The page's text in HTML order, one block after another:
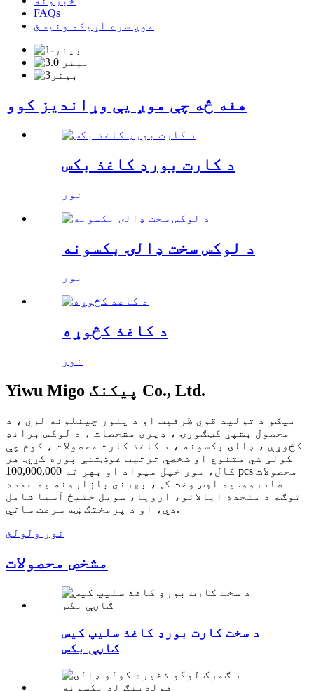
FAQs
موږ سره اړیکه ونیسئ
هغه څه چې موږ یې وړاندیز کوو
د کارت بورډ کاغذ بکس
نور
د لوکس سخت ډالۍ بکسونه
نور
د کاغذ کڅوړه
نور
Yiwu Migo پیکنگ Co., Ltd.
میګو د تولید قوي ظرفیت او د پلور چینلونه لري ، د
محصول بشپړ کټګورۍ ، ډیری مشخصات ، د لوکس برانډ
کڅوړې ، ډالۍ بکسونه ، د کاغذ کارت محصولات ، کوم چې
کولی شي متنوع او شخصي ترتیب غوښتنې پوره کړي. هر
کال، موږ خپل هیواد او بهر ته 100,000,000 pcs محصولات
صادروو. په اوس وخت کې، بهرني بازارونه په عمده
توګه د متحده ایالاتو، اروپا، سویل ختیځ آسیا شامل
دي، او د پرمختګ ښه سرعت ساتي.
نور ولولئ
مشخص محصولات
د سخت کارت بورډ کاغذ سلیپ کیس
ګاڼې بکس